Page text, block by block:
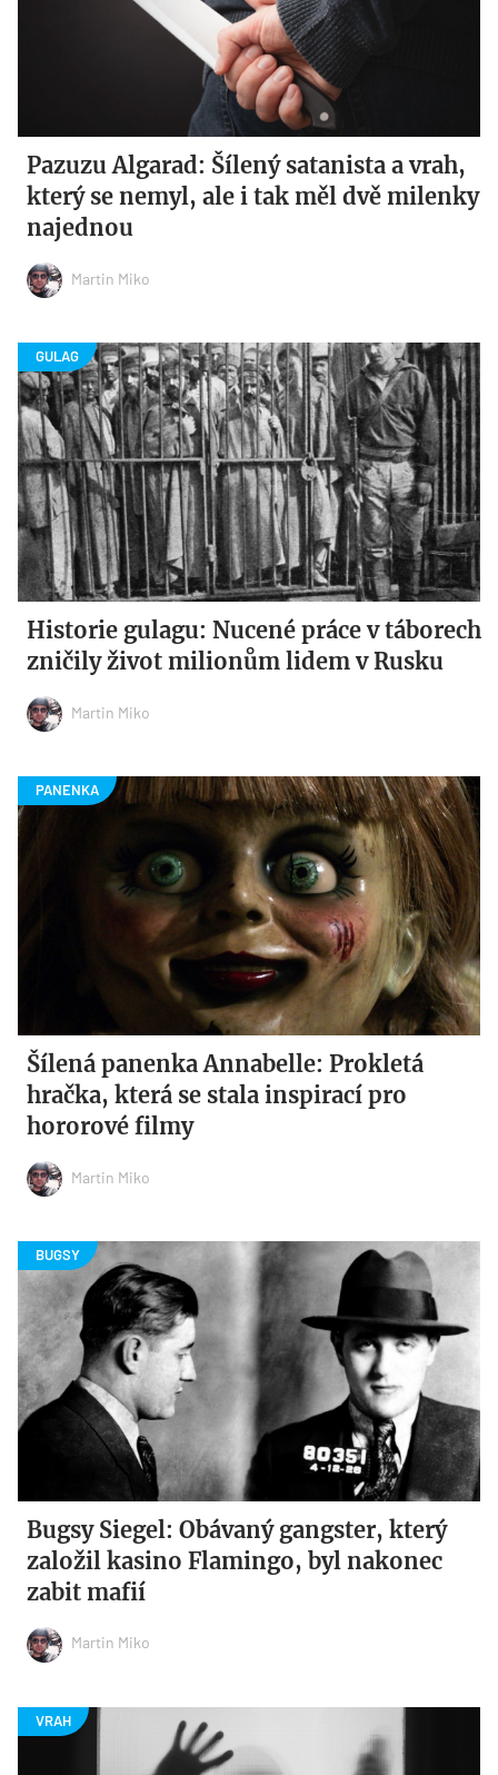
Pazuzu Algarad: Šílený satanista a vrah,
který se nemyl, ale i tak měl dvě milenky
najednou
Martin Miko
Historie gulagu: Nucené práce v táborech
zničily život milionům lidem v Rusku
Martin Miko
Šílená panenka Annabelle: Prokletá
hračka, která se stala inspirací pro
hororové filmy
Martin Miko
Bugsy Siegel: Obávaný gangster, který
založil kasino Flamingo, byl nakonec
zabit mafií
Martin Miko